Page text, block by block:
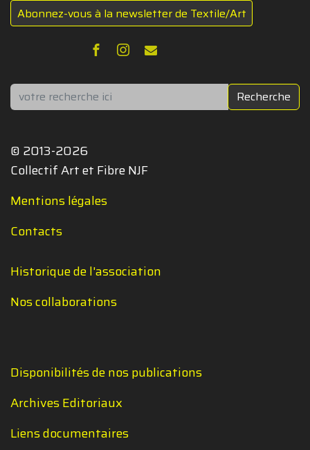
Abonnez-vous à la newsletter de Textile/Art
Rechercher Recherche
© 2013-2026
Collectif Art et Fibre NJF
Mentions légales
Contacts
Historique de l'association
Nos collaborations
Disponibilités de nos publications
Archives Editoriaux
Liens documentaires